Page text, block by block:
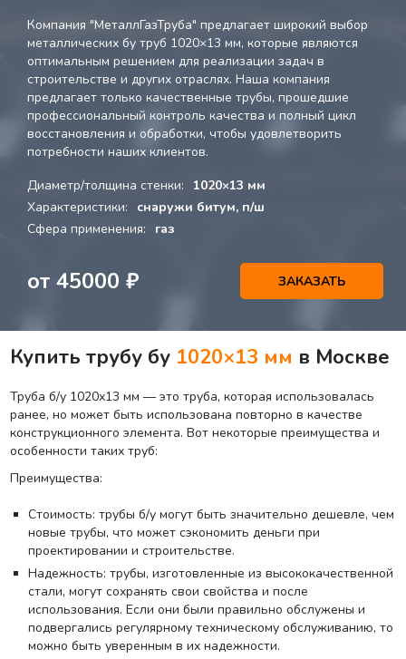
Компания "МеталлГазТруба" предлагает широкий выбор
металлических бу труб 1020×13 мм, которые являются
оптимальным решением для реализации задач в
строительстве и других отраслях. Наша компания
предлагает только качественные трубы, прошедшие
профессиональный контроль качества и полный цикл
восстановления и обработки, чтобы удовлетворить
потребности наших клиентов.
Диаметр/толщина стенки:
1020×13 мм
Характеристики:
снаружи битум, п/ш
Сфера применения:
газ
от 45000 ₽ ЗАКАЗАТЬ
Купить трубу бу 1020×13 мм в Москве
Труба б/у 1020х13 мм — это труба, которая использовалась
ранее, но может быть использована повторно в качестве
конструкционного элемента. Вот некоторые преимущества и
особенности таких труб:
Преимущества:
Стоимость: трубы б/у могут быть значительно дешевле, чем
новые трубы, что может сэкономить деньги при
проектировании и строительстве.
Надежность: трубы, изготовленные из высококачественной
стали, могут сохранять свои свойства и после
использования. Если они были правильно обслужены и
подвергались регулярному техническому обслуживанию, то
можно быть уверенным в их надежности.